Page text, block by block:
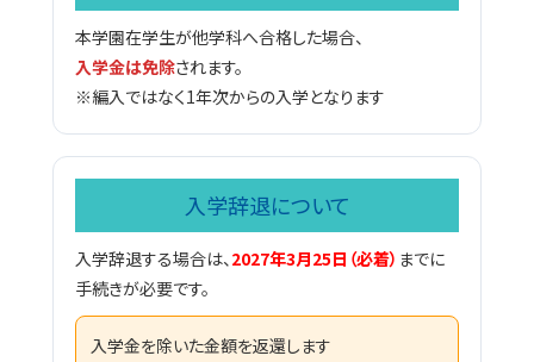
本学園在学生が他学科へ合格した場合、
入学金は免除されます。
※編入ではなく1年次からの入学となります
入学辞退について
入学辞退する場合は、2027年3月25日（必着） までに
手続きが必要です。
入学金を除いた金額を返還します